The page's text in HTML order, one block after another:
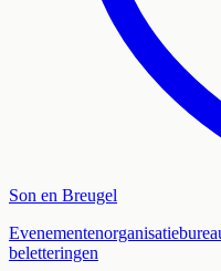
Son en Breugel
beletteringen